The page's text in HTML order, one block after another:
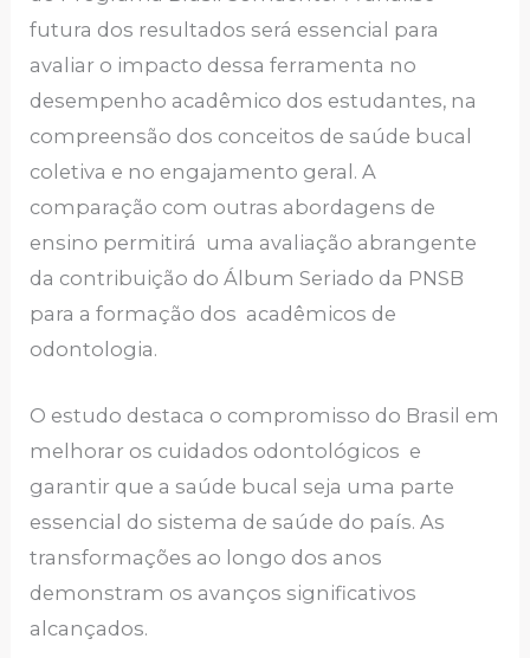
futura dos resultados será essencial para
avaliar o impacto dessa ferramenta no
desempenho acadêmico dos estudantes, na
compreensão dos conceitos de saúde bucal
coletiva e no engajamento geral. A
comparação com outras abordagens de
ensino permitirá uma avaliação abrangente
da contribuição do Álbum Seriado da PNSB
para a formação dos acadêmicos de
odontologia.
O estudo destaca o compromisso do Brasil em
melhorar os cuidados odontológicos e
garantir que a saúde bucal seja uma parte
essencial do sistema de saúde do país. As
transformações ao longo dos anos
demonstram os avanços significativos
alcançados.